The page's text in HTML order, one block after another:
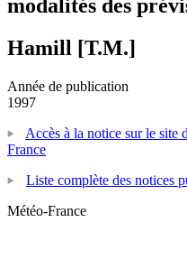
modalités des
Hamill [T.M.]
Année de publication
1997
Accès à la notice sur le site
France
Liste complète des notices
Météo-France